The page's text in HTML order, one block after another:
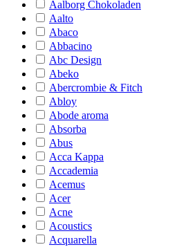
Aalborg Chokoladen
Aalto
Abaco
Abbacino
Abc Design
Abeko
Abercrombie & Fitch
Abloy
Abode aroma
Absorba
Abus
Acca Kappa
Accademia
Acemus
Acer
Acne
Acoustics
Acquarella